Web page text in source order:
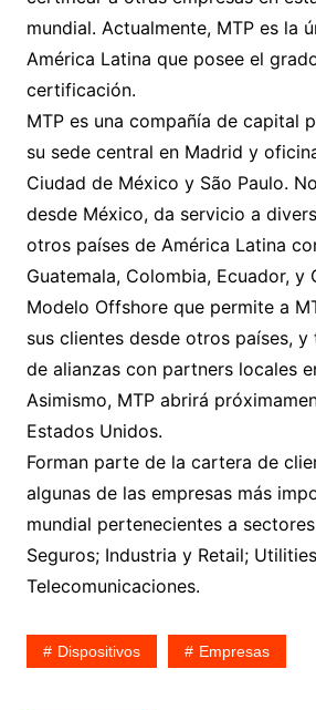
mundial. Actualmente, MTP es la
América Latina que posee el
certificación.
MTP es una compañía de capital
su sede central en Madrid y
Ciudad de México y São Paulo.
desde México, da servicio a
otros países de América Latina
Guatemala, Colombia, Ecuador, y
Modelo Offshore que permite a
sus clientes desde otros países,
de alianzas con partners locales
Asimismo, MTP abrirá
Estados Unidos.
Forman parte de la cartera de
algunas de las empresas más
mundial pertenecientes a
Seguros; Industria y Retail;
Telecomunicaciones.
Dispositivos Empresas